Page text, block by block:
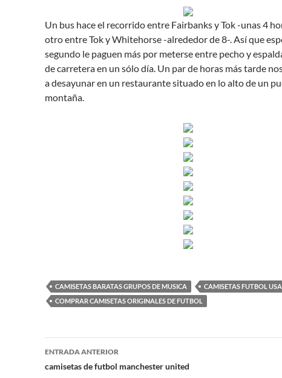
Un bus hace el recorrido entre Fairbanks y Tok -unas 4
otro entre Tok y Whitehorse -alrededor de 8-. Así que
segundo le paguen más por meterse entre pecho y
de carretera en un sólo día. Un par de horas más tarde
a desayunar en un restaurante situado en lo alto de un
montaña.
CAMISETAS BARATAS GRUPOS DE MUSICA
CAMISETAS FUTBOL
COMPRAR CAMISETAS ORIGINALES DE FUTBOL
Navegación
de
ENTRADA ANTERIOR
camisetas de futbol manchester united